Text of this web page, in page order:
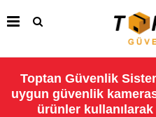
Toptan Güvenlik
uygun güvenlik
ürünler kullanılarak